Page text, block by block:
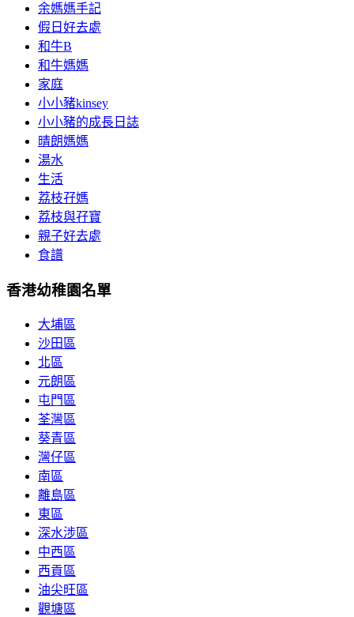
余媽媽手記
假日好去處
和牛B
和牛媽媽
家庭
小小豬kinsey
小小豬的成長日誌
晴朗媽媽
湯水
生活
荔枝孖媽
荔枝與孖寶
親子好去處
食譜
香港幼稚園名單
大埔區
沙田區
北區
元朗區
屯門區
荃灣區
葵青區
灣仔區
南區
離島區
東區
深水涉區
中西區
西貢區
油尖旺區
觀塘區